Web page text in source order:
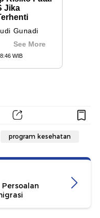
program kesehatan